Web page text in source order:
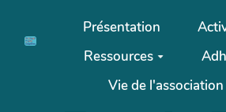
Aller au contenu principal
Présentation
Ressources
Vie de l'association